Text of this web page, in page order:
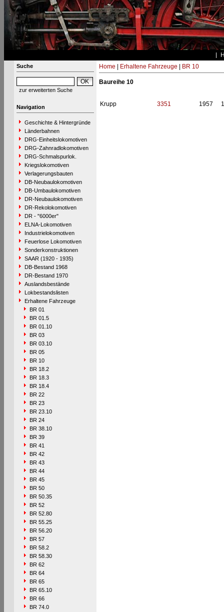
Suche
zur erweiterten Suche
Navigation
Geschichte & Hintergründe
Länderbahnen
DRG-Einheitslokomotiven
DRG-Zahnradlokomotiven
DRG-Schmalspurlok.
Kriegslokomotiven
Verlagerungsbauten
DB-Neubaulokomotiven
DB-Umbaulokomotiven
DR-Neubaulokomotiven
DR-Rekolokomotiven
DR - "6000er"
ELNA-Lokomotiven
Industrielokomotiven
Feuerlose Lokomotiven
Sonderkonstruktionen
SAAR (1920 - 1935)
DB-Bestand 1968
DR-Bestand 1970
Auslandsbestände
Lokbestandslisten
Erhaltene Fahrzeuge
BR 01
BR 01.5
BR 01.10
BR 03
BR 03.10
BR 05
BR 10
BR 18.2
BR 18.3
BR 18.4
BR 22
BR 23
BR 23.10
BR 24
BR 38.10
BR 39
BR 41
BR 42
BR 43
BR 44
BR 45
BR 50
BR 50.35
BR 52
BR 52.80
BR 55.25
BR 56.20
BR 57
BR 58.2
BR 58.30
BR 62
BR 64
BR 65
BR 65.10
BR 66
BR 74.0
Home Erhaltene Fahrzeuge BR 10
Baureihe 10
Krupp 3351 1957